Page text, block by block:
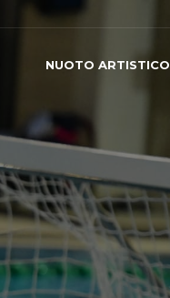
NUOTO ARTISTICO